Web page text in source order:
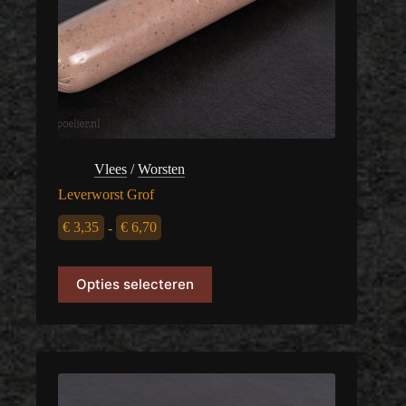
Vlees /Worsten
Leverworst Grof
€ 3,35 - €6,70
tot
Opties selecteren
product
heeft
meerdere
Deze
optie